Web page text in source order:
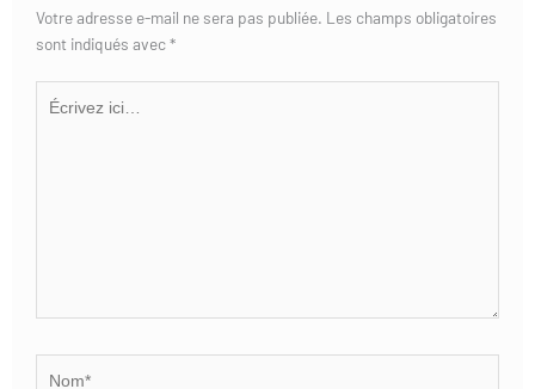
Votre adresse e-mail ne sera pas publiée. Les champs obligatoires
sont indiqués avec*
ici…